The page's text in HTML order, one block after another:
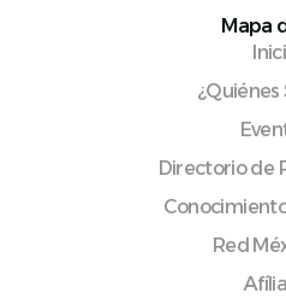
Mapa
¿Quiénes
Directorio de
Red